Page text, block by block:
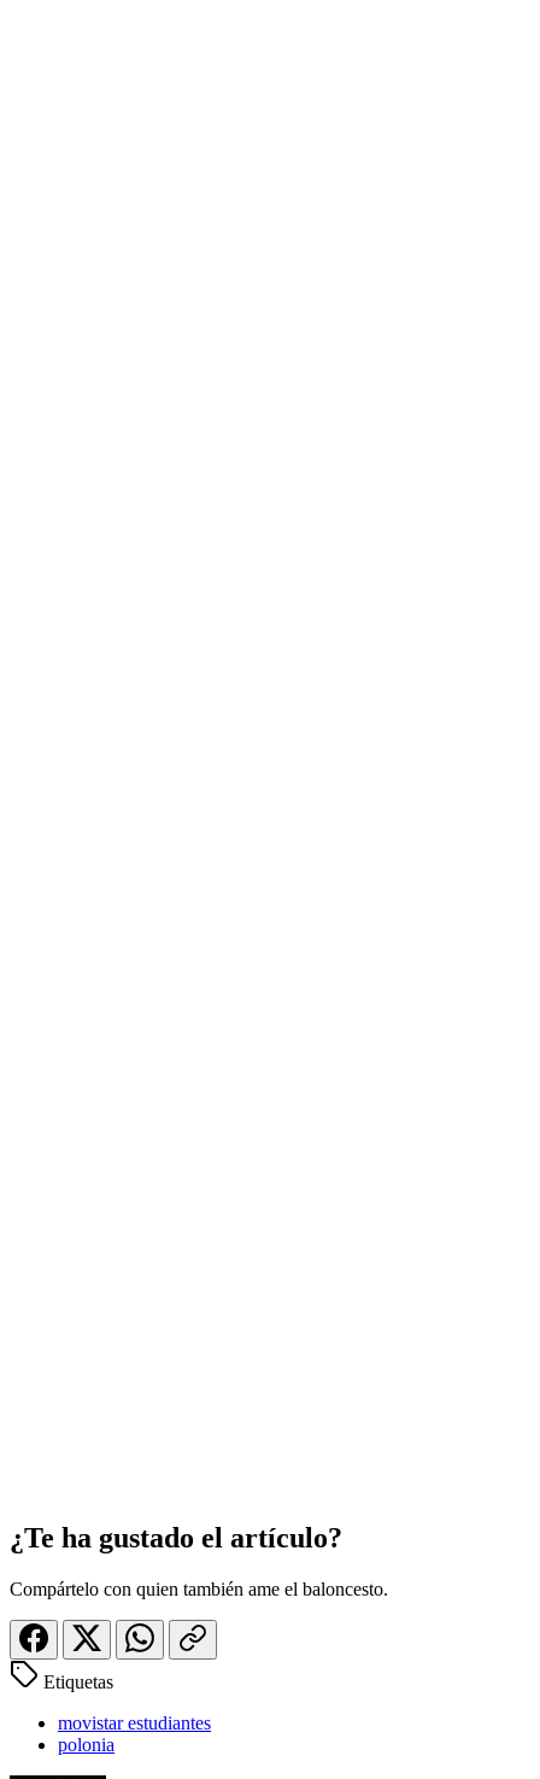
¿Te ha gustado el artículo?
Compártelo con quien también ame el baloncesto.
Etiquetas
movistar estudiantes
polonia